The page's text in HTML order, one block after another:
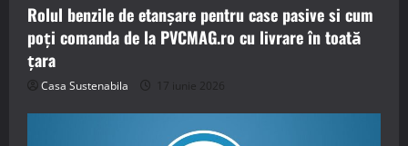
Rolul benzile de etanșare pentru case pasive si cum
poți comanda de la PVCMAG.ro cu livrare în toată
țara
Casa Sustenabila 17 iunie 2026